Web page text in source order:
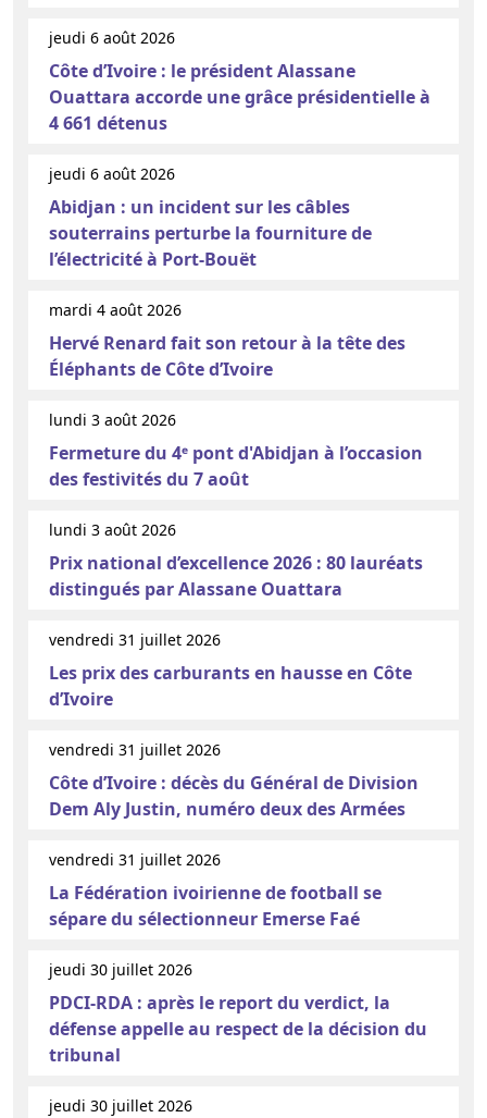
jeudi 6 août 2026
Côte d’Ivoire : le président Alassane
Ouattara accorde une grâce présidentielle à
4 661 détenus
jeudi 6 août 2026
Abidjan : un incident sur les câbles
souterrains perturbe la fourniture de
l’électricité à Port-Bouët
mardi 4 août 2026
Hervé Renard fait son retour à la tête des
Éléphants de Côte d’Ivoire
lundi 3 août 2026
Fermeture du 4ᵉ pont d'Abidjan à l’occasion
des festivités du 7 août
lundi 3 août 2026
Prix national d’excellence 2026 : 80 lauréats
distingués par Alassane Ouattara
vendredi 31 juillet 2026
Les prix des carburants en hausse en Côte
d’Ivoire
vendredi 31 juillet 2026
Côte d’Ivoire : décès du Général de Division
Dem Aly Justin, numéro deux des Armées
vendredi 31 juillet 2026
La Fédération ivoirienne de football se
sépare du sélectionneur Emerse Faé
jeudi 30 juillet 2026
PDCI-RDA : après le report du verdict, la
défense appelle au respect de la décision du
tribunal
jeudi 30 juillet 2026